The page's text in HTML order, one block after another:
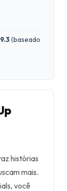
9.3(baseado
histórias
mais.
você